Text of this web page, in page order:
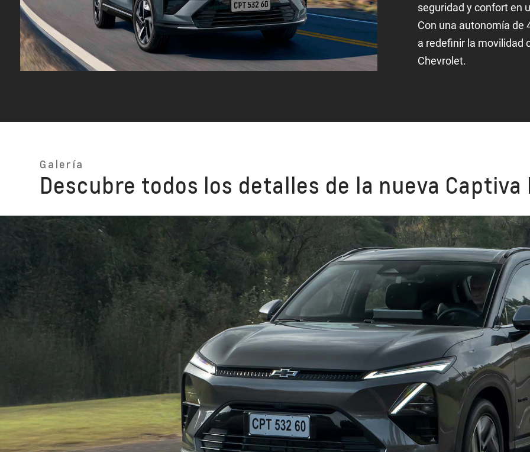
seguridad y confort en
Con una autonomía de
a redefinir la movilidad
Chevrolet.
Galería
Descubre todos los detalles de la nueva Captiva